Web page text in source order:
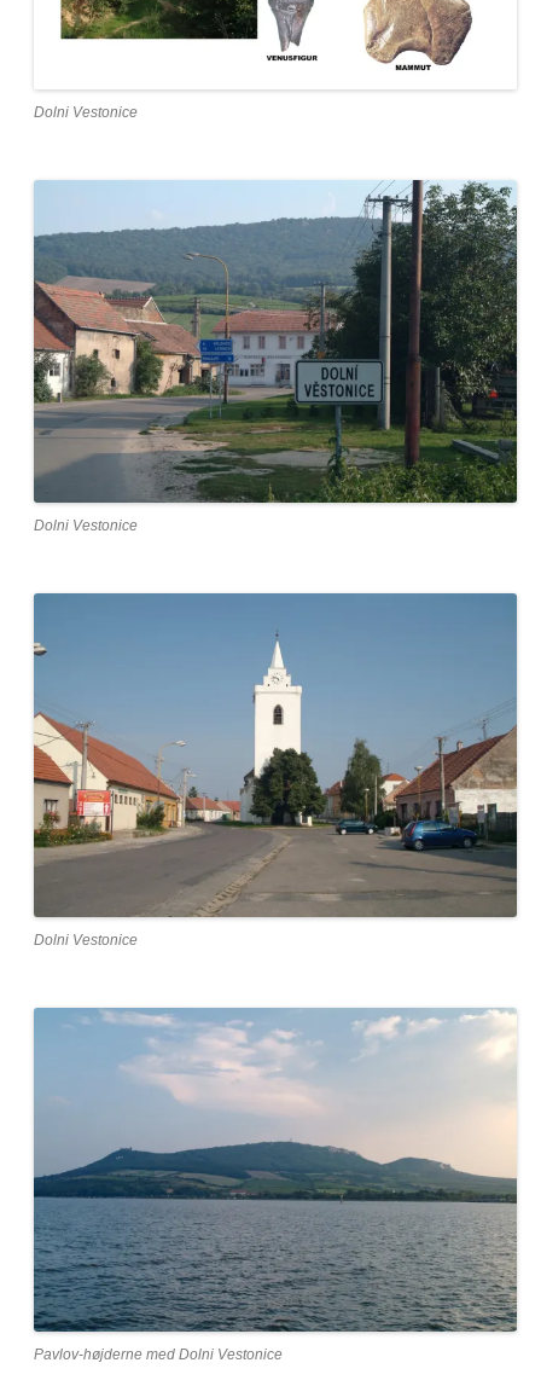
Dolni Vestonice
Dolni Vestonice
Dolni Vestonice
Pavlov-højderne med Dolni Vestonice